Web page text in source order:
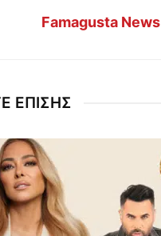
Famagusta News
ΕΠΙΣΗΣ